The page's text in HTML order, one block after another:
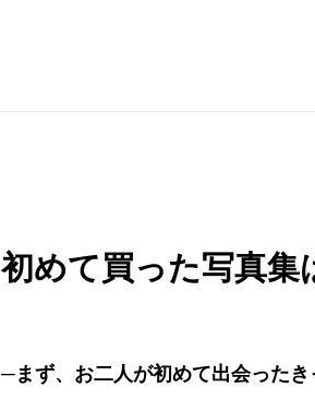
初めて買った写真集
まず、お二人が初めて出会ったき